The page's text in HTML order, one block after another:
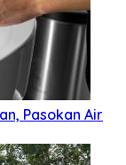
Pasokan Air